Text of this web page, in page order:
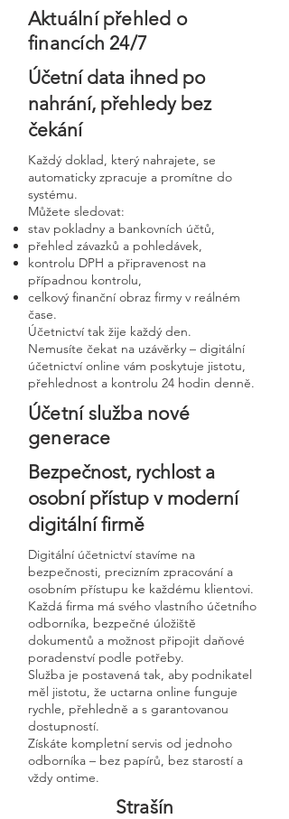
Aktuální přehled o
financích 24/7
Účetní data ihned po
nahrání, přehledy bez
čekání
Každý doklad, který nahrajete, se
automaticky zpracuje a promítne do
systému.
Můžete sledovat:
stav pokladny a bankovních účtů,
přehled závazků a pohledávek,
kontrolu DPH a připravenost na
případnou kontrolu,
celkový finanční obraz firmy v reálném
čase.
Účetnictví tak žije každý den.
Nemusíte čekat na uzávěrky – digitální
účetnictví online vám poskytuje jistotu,
přehlednost a kontrolu 24 hodin denně.
Účetní služba nové
generace
Bezpečnost, rychlost a
osobní přístup v moderní
digitální firmě
Digitální účetnictví stavíme na
bezpečnosti, precizním zpracování a
osobním přístupu ke každému klientovi.
Každá firma má svého vlastního účetního
odborníka, bezpečné úložiště
dokumentů a možnost připojit daňové
poradenství podle potřeby.
Služba je postavená tak, aby podnikatel
měl jistotu, že uctarna online funguje
rychle, přehledně a s garantovanou
dostupností.
Získáte kompletní servis od jednoho
odborníka – bez papírů, bez starostí a
vždy ontime.
Strašín